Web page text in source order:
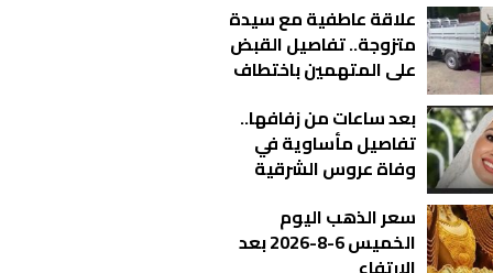
الدقهلية المروعة
علاقة عاطفية مع سيدة
متزوجة.. تفاصيل القبض
على المتهمين باختطاف
بعد ساعات من زفافها..
تفاصيل مأساوية في
وفاة عروس الشرقية
سعر الذهب اليوم
الخميس 6-8-2026 بعد